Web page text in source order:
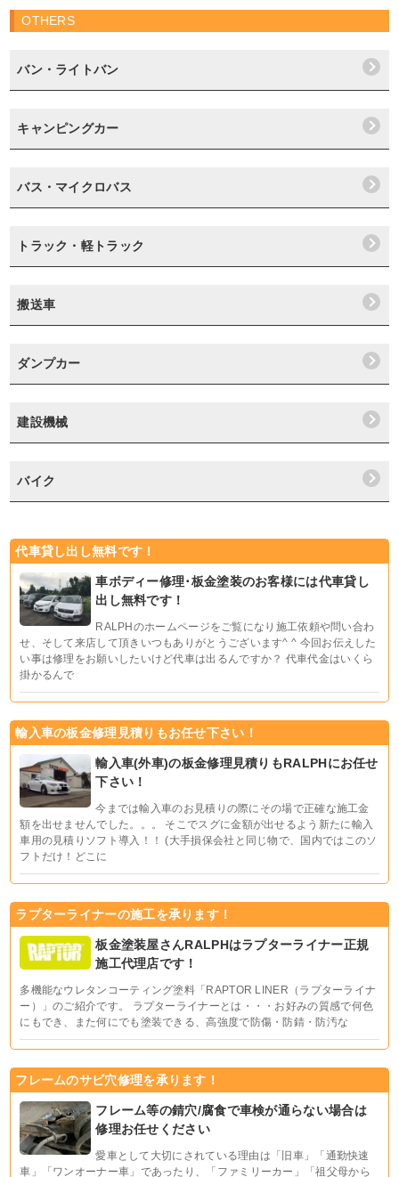
OTHERS
バン・ライトバン
キャンピングカー
バス・マイクロバス
トラック・軽トラック
搬送車
ダンプカー
建設機械
バイク
代車貸し出し無料です！
車ボディー修理･板金塗装のお客様には代車貸し
出し無料です！
RALPHのホームページをご覧になり施工依頼や問い合わ
せ、そして来店して頂きいつもありがとうございます^ ^ 今回お伝えした
い事は修理をお願いしたいけど代車は出るんですか？ 代車代金はいくら
掛かるんで
輸入車の板金修理見積りもお任せ下さい！
輸入車(外車)の板金修理見積りもRALPHにお任せ
下さい！
今までは輸入車のお見積りの際にその場で正確な施工金
額を出せませんでした。。。 そこでスグに金額が出せるよう新たに輸入
車用の見積りソフト導入！！ (大手損保会社と同じ物で、国内ではこのソ
フトだけ！どこに
ラプターライナーの施工を承ります！
板金塗装屋さんRALPHはラプターライナー正規
施工代理店です！
多機能なウレタンコーティング塗料「RAPTOR LINER（ラプターライナ
ー）」のご紹介です。 ラプターライナーとは・・・お好みの質感で何色
にもでき、また何にでも塗装できる、高強度で防傷・防錆・防汚な
フレームのサビ穴修理を承ります！
フレーム等の錆穴/腐食で車検が通らない場合は
修理お任せください
愛車として大切にされている理由は「旧車」「通勤快速
車」「ワンオーナー車」であったり、「ファミリーカー」「祖父母から